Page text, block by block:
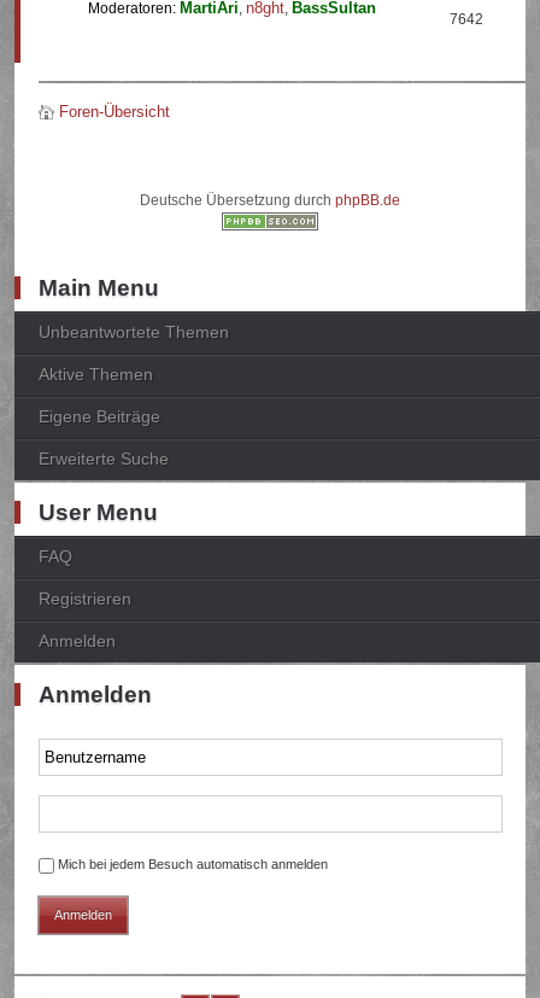
Moderatoren: MartiAri,n8ght, BassSultan
7642
Foren-Übersicht
Deutsche Übersetzung durch phpBB.de
Main Menu
Unbeantwortete Themen
Aktive Themen
Eigene Beiträge
Erweiterte Suche
User Menu
FAQ
Registrieren
Anmelden
Anmelden
Mich bei jedem Besuch automatisch anmelden